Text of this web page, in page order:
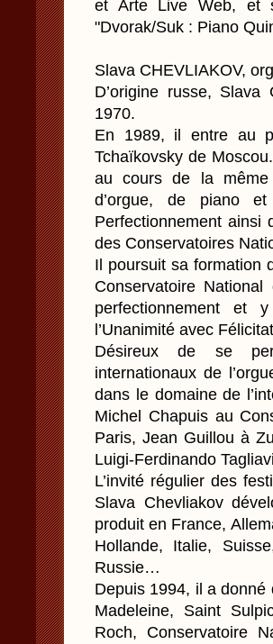
et Arte Live Web, et
"Dvorak/Suk : Piano
Slava CHEVLIAKOV,
D’origine russe,
1970.
En 1989, il entre au
Tchaïkovsky de
au cours de la même
d’orgue, de piano
Perfectionnement ainsi
des Conservatoires
Il poursuit sa formation
Conservatoire
perfectionnement et
l’Unanimité avec
Désireux de se
internationaux de
dans le domaine de
Michel Chapuis au
Paris, Jean Guillou à
Luigi-Ferdinando
L’invité régulier des
Slava Chevliakov
produit en France,
Hollande, Italie,
Russie…
Depuis 1994, il a
Madeleine, Saint
Roch, Conservatoire